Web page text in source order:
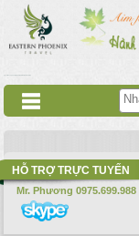
Nhảy đến nội dung
HỖ TRỢ TRỰC TUYẾN
Mr. Phương 0975.699.988